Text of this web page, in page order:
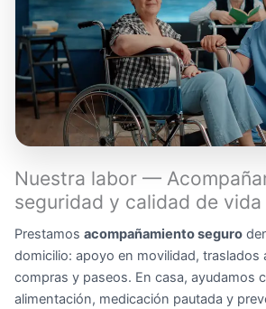
Nuestra labor —
seguridad y calidad de vida
Prestamos acompañamiento seguro
domicilio: apoyo en movilidad, traslados
compras y paseos. En casa, ayudamos
alimentación, medicación pautada y